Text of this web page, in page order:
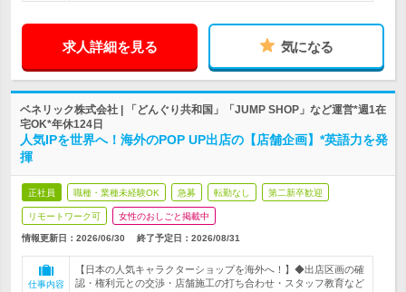
求人詳細を見る 気になる
ベネリック株式会社 | 「どんぐり共和国」「JUMP SHOP」など運営*週1在
宅OK*年休124日
人気IPを世界へ！海外のPOP UP出店の【店舗企画】*英語力を発
揮
正社員 職種・業種未経験OK 急募 転勤なし 第二新卒歓迎
リモートワーク可 女性のおしごと掲載中
情報更新日：2026/06/30 終了予定日： 2026/08/31
仕事内容
【日本の人気キャラクターショップを海外へ！】◆出店区画の確
認・権利元との交渉・店舗施工の打ち合わせ・スタッフ教育など